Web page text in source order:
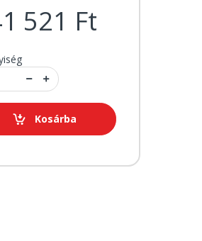
521 Ft
Kosárba